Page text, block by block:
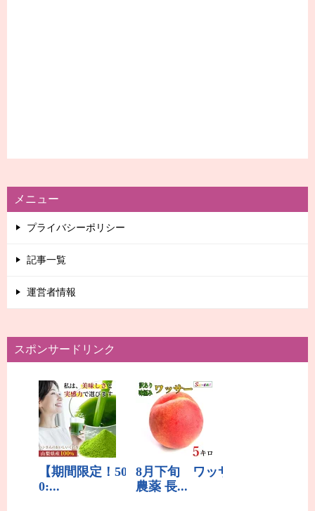
メニュー
プライバシーポリシー
記事一覧
運営者情報
スポンサードリンク